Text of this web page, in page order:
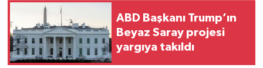
ABD Başkanı Trump’ın
Beyaz Saray projesi
yargıya takıldı